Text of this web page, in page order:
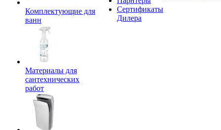
Комплектующие для
ванн
Материалы для
сантехнических
работ
Сертификаты
Дилера